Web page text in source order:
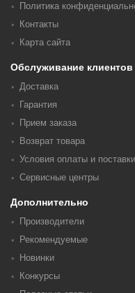
Политика
Контакты
Карта сайта
Обслуживание клиентов
Доставка
Гарантия
Прием заказа
Возврат товара
Условия оплаты и
Сервисные центры
Дополнительно
Производители
Рекомендуемые
Новинки
Конкурсы